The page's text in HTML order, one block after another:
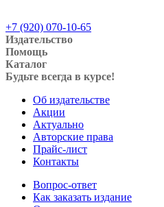
+7 (920) 070-10-65
Издательство
Помощь
Каталог
Будьте всегда в курсе!
Об издательстве
Акции
Актуально
Авторские права
Прайс-лист
Контакты
Вопрос-ответ
Как заказать издание